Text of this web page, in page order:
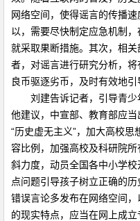
网络空间，使得谣言的传播
以，需要尽快制定应急机制
就采取果断措施。其次，相
者，对谣言进行研究分析，
良币驱逐劣币，及时有效地引
刘建告诉记者，引导青少
他建议，中宣部、教育部应
“历史虚无主义”，加大高校
容比例，加强高校及科研院
斜力度，动员全国各中小学
点问题引导孩子树立正确的
错误言论多发布在网络空间
的现实特点，应当在网上成